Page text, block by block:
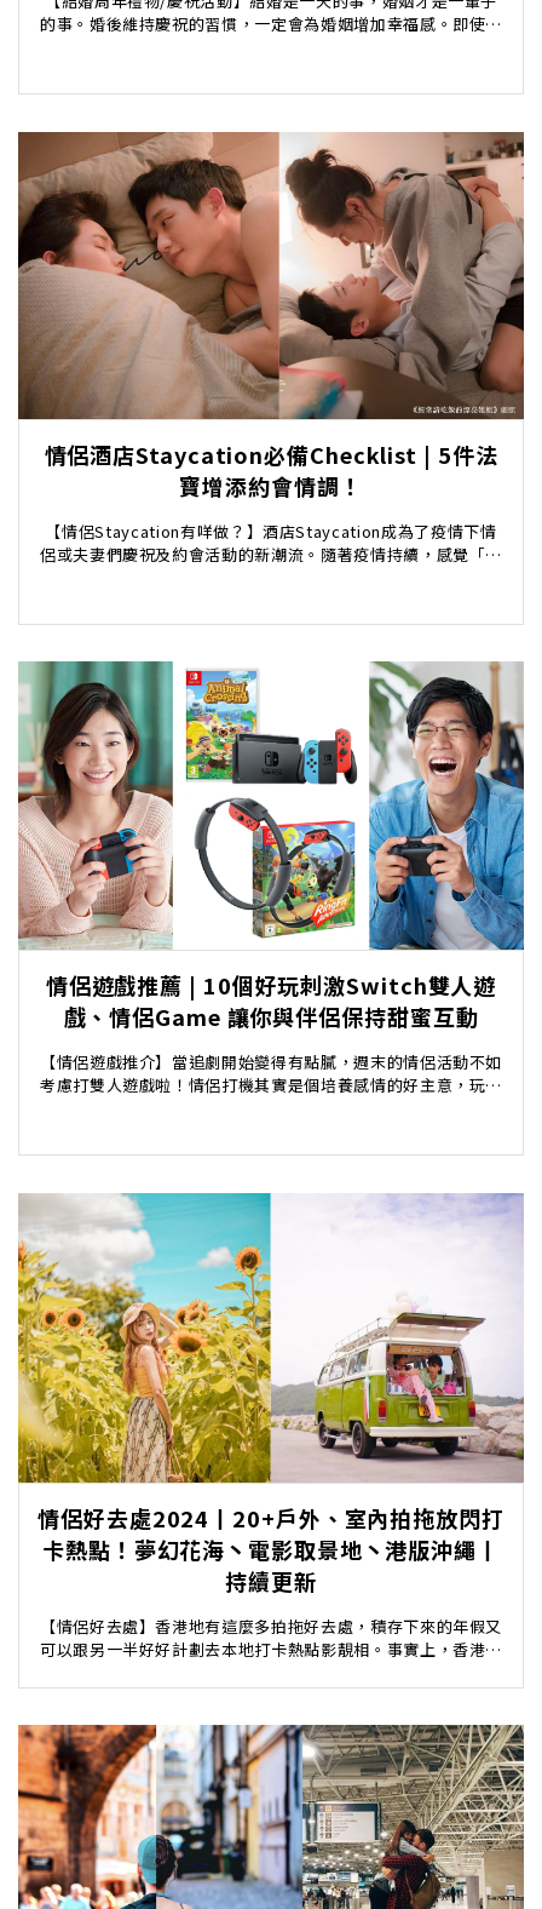
的事。婚後維持慶祝的習慣，一定會為婚姻增加幸福感。即使你
情侶酒店Staycation必備Checklist | 5件法
寶增添約會情調！
【情侶Staycation有咩做？】酒店Staycation成為了疫情下情
侶或夫妻們慶祝及約會活動的新潮流。隨著疫情持續，感覺「去
情侶遊戲推薦 | 10個好玩刺激Switch雙人遊
戲、情侶Game 讓你與伴侶保持甜蜜互動
【情侶遊戲推介】當追劇開始變得有點膩，週末的情侶活動不如
考慮打雙人遊戲啦！情侶打機其實是個培養感情的好主意，玩情
情侶好去處2024丨20+戶外、室內拍拖放閃打
卡熱點！夢幻花海丶電影取景地丶港版沖繩丨
持續更新
【情侶好去處】香港地有這麼多拍拖好去處，積存下來的年假又
可以跟另一半好好計劃去本地打卡熱點影靚相。事實上，香港還